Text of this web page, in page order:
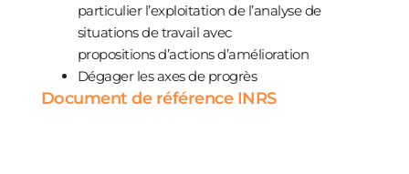
particulier l’exploitation de l’analyse de
situations de travail avec
propositions d’actions d’amélioration
Dégager les axes de progrès
Document de référence INRS